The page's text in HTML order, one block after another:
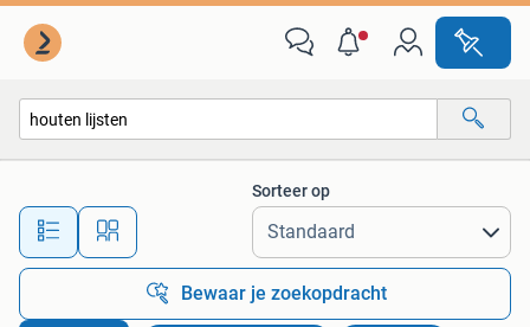
Alle afstanden…
Sorteer op
Bewaar je zoekopdracht